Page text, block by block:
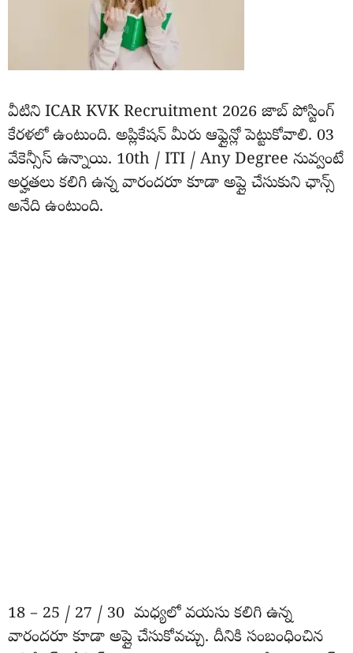
వీటిని ICAR KVK Recruitment 2026 జాబ్ పోస్టింగ్
కేరళలో ఉంటుంది. అప్లికేషన్ మీరు ఆఫ్లైన్లో పెట్టుకోవాలి. 03
వేకెన్సీస్ ఉన్నాయి. 10th / ITI / Any Degree నువ్వంటే
అర్హతలు కలిగి ఉన్న వారందరూ కూడా అప్లై చేసుకుని ఛాన్స్
అనేది ఉంటుంది.
18 – 25 / 27 / 30 మధ్యలో వయసు కలిగి ఉన్న
వారందరూ కూడా అప్లై చేసుకోవచ్చు. దీనికి సంబంధించిన